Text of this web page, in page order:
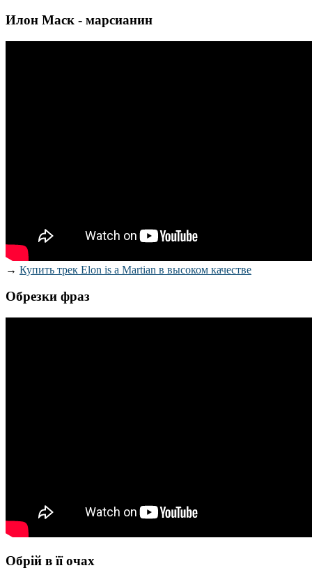
Илон Маск - марсианин
→ Купить трек Elon is a Martian в высоком качестве
Обрезки фраз
Обрій в її очах